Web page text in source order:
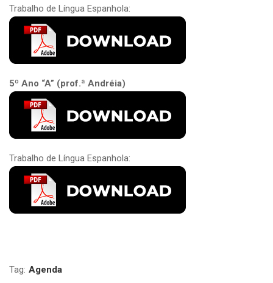
Trabalho de Língua Espanhola:
5º Ano “A” (prof.ª Andréia)
Trabalho de Língua Espanhola:
Tag: Agenda